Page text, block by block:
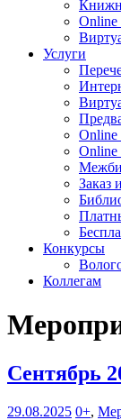
Online
Услуги
Online
Online
Заказ
Конкурсы
Коллегам
Сентябрь
29.08.2025 0+,